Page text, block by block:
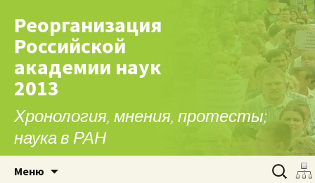
Реорганизация
Российской
академии наук
2013
Хронология, мнения, протесты;
наука в РАН
Меню Найти: